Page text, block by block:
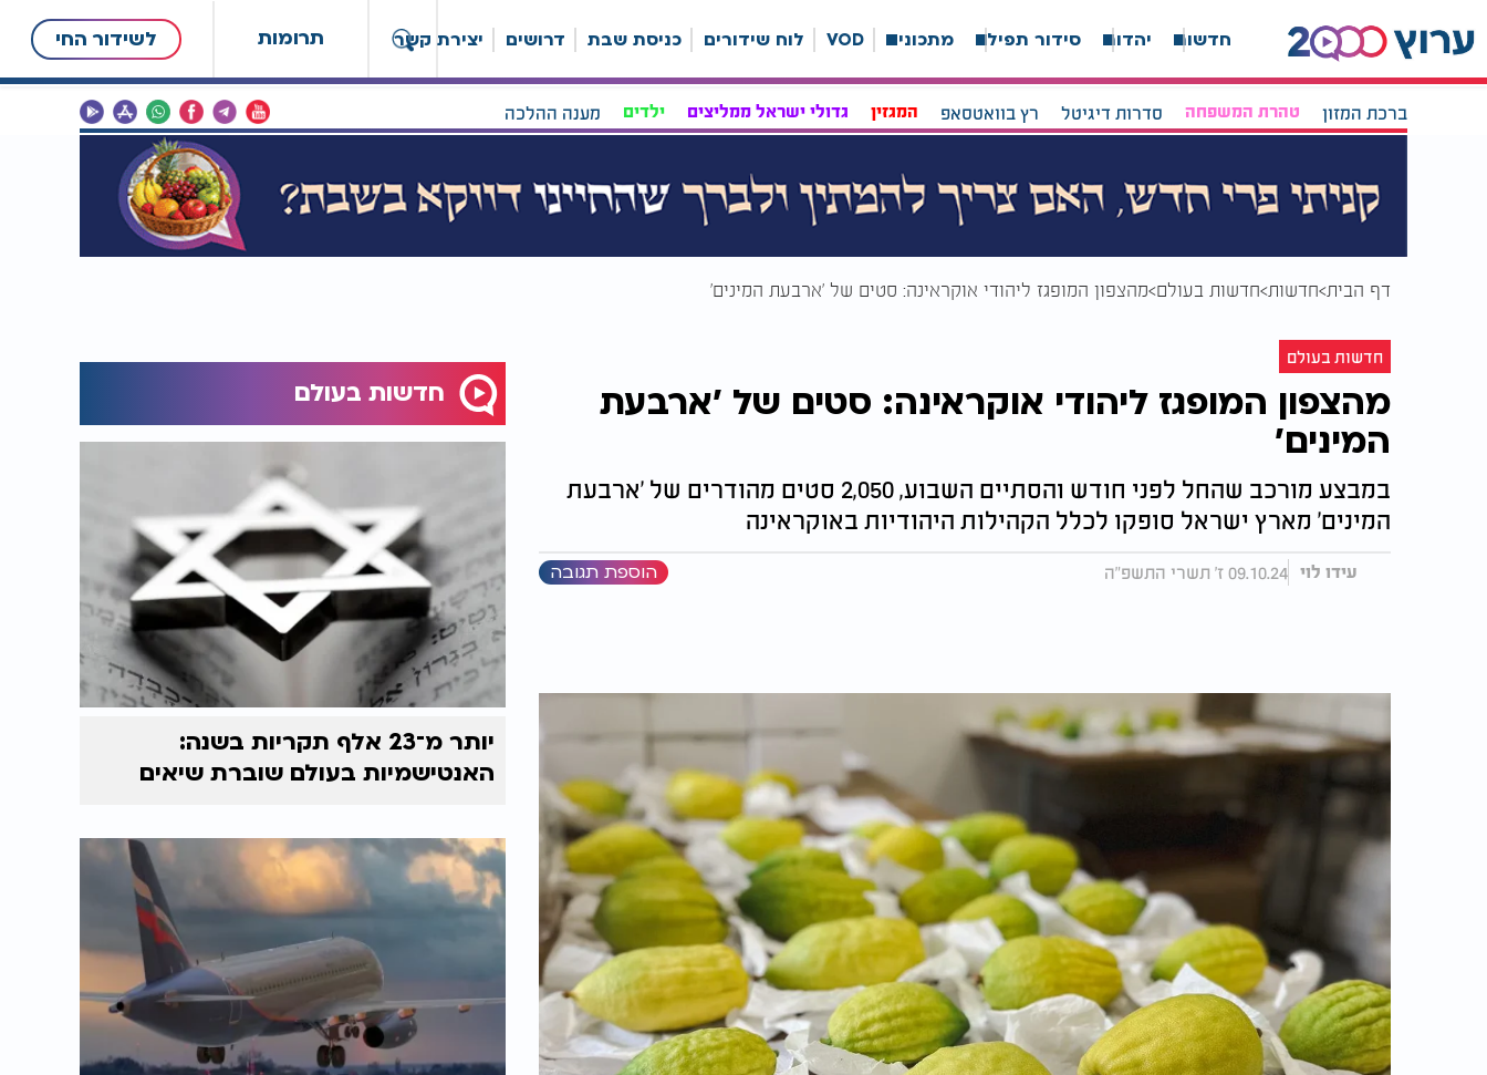
תרומות לשידור החי חדשות יהדות סידור תפילה מתכונים VOD לוח שידורים כניסת שבת דרושים יצירת קשר
ברכת המזון טהרת המשפחה סדרות דיגיטל רץ בוואטסאפ המגזין גדולי ישראל ממליצים ילדים מענה ההלכה
דף הבית חדשות חדשות בעולם מהצפון המופגז ליהודי אוקראינה: סטים של 'ארבעת המינים'
חדשות בעולם
מהצפון המופגז ליהודי אוקראינה: סטים של 'ארבעת
המינים'
במבצע מורכב שהחל לפני חודש והסתיים השבוע, 2,050 סטים מהודרים של 'ארבעת
המינים' מארץ ישראל סופקו לכלל הקהילות היהודיות באוקראינה
עידו לוי 09.10.24 ז' תשרי התשפ"ה הוספת תגובה
חדשות בעולם
יותר מ־23 אלף תקריות בשנה:
האנטישמיות בעולם שוברת שיאים